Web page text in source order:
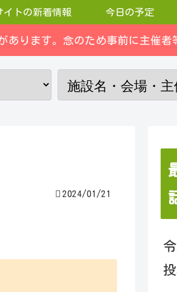
イトの新着情報 今日の予定
ります。念のため事前に主催者
2024/01/21